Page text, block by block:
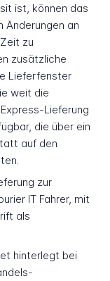
ist, können das
Änderungen an
zu
zusätzliche
Lieferfenster
weit die
Lieferung
die über ein
auf den
zur
IT Fahrer, mit
als
hinterlegt bei